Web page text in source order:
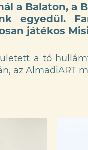
a Balaton,
egyedül.
játékos
a tó
az AlmadiART